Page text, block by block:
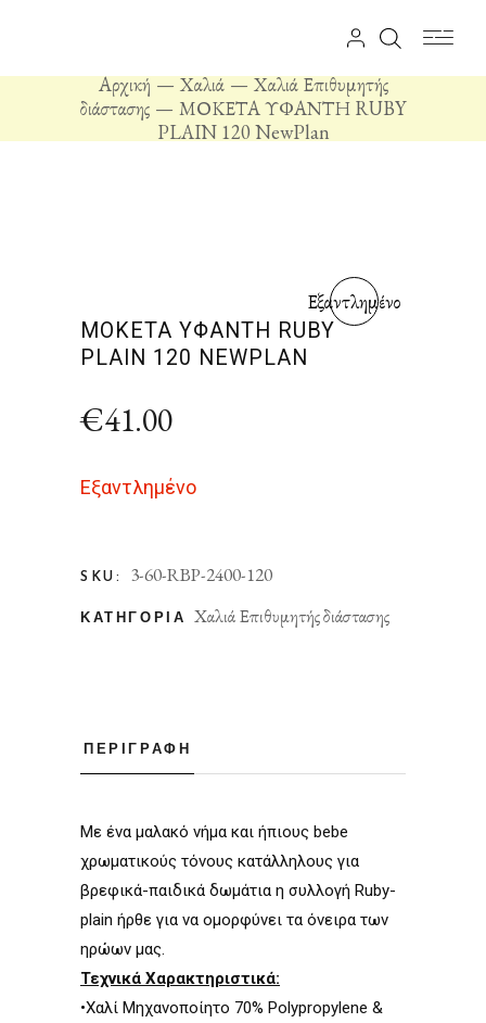
Αρχική Χαλιά
Χαλιά Επιθυμητής
διάστασης
ΜΟΚΕΤΑ ΥΦΑΝΤΗ RUBY
PLAIN 120 NewPlan
Εξαντλημένο
ΜΟΚΕΤΑ ΥΦΑΝΤΗ RUBY
PLAIN 120 NEWPLAN
€41.00
Εξαντλημένο
SKU: 3-60-RBP-2400-120
ΚΑΤΗΓΟΡΊΑ Χαλιά Επιθυμητής διάστασης
ΠΕΡΙΓΡΑΦΉ
Με ένα μαλακό νήμα και ήπιους bebe
χρωματικούς τόνους κατάλληλους για
βρεφικά-παιδικά δωμάτια η συλλογή Ruby-
plain ήρθε για να ομορφύνει τα όνειρα των
ηρώων μας.
Τεχνικά Χαρακτηριστικά:
•Χαλί Μηχανοποίητο 70% Polypropylene &